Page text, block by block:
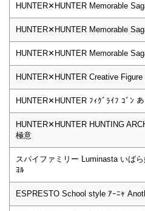
HUNTER✕HUNTER Memorable
HUNTER✕HUNTER Memorable
HUNTER✕HUNTER Memorable
HUNTER✕HUNTER Creative Figure
HUNTER✕HUNTER ﾌｨｸﾞﾗｲﾌ ｺﾞﾝ
HUNTER✕HUNTER HUNTING
極意
スパイファミリー Luminasta いば
ﾖﾙ
ESPRESTO School style ｱｰﾆｬ